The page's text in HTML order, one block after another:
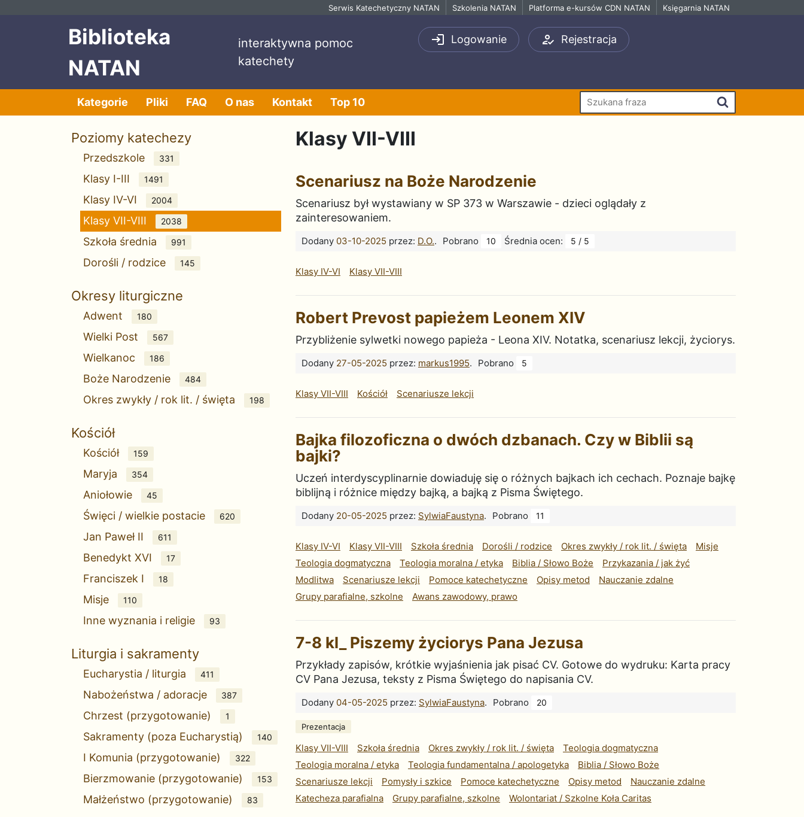
Serwis Katechetyczny NATAN Szkolenia NATAN Platforma e-kursów CDN NATAN Księgarnia NATAN
Biblioteka
NATAN
interaktywna pomoc
katechety
Logowanie Rejestracja
Kategorie Pliki FAQ O nas Kontakt Top 10
Szukaj
Poziomy katechezy
Przedszkole 331
Klasy I-III 1491
Klasy IV-VI 2004
Klasy VII-VIII 2038
Szkoła średnia 991
Dorośli / rodzice 145
Okresy liturgiczne
Adwent 180
Wielki Post 567
Wielkanoc 186
Boże Narodzenie 484
Okres zwykły / rok lit. / święta 198
Kościół
Kościół 159
Maryja 354
Aniołowie 45
Święci / wielkie postacie 620
Jan Paweł II 611
Benedykt XVI 17
Franciszek I 18
Misje 110
Inne wyznania i religie 93
Liturgia i sakramenty
Eucharystia / liturgia 411
Nabożeństwa / adoracje 387
Chrzest (przygotowanie) 1
Sakramenty (poza Eucharystią) 140
I Komunia (przygotowanie) 322
Bierzmowanie (przygotowanie) 153
Małżeństwo (przygotowanie) 83
Klasy VII-VIII
Scenariusz na Boże Narodzenie
Scenariusz był wystawiany w SP 373 w Warszawie - dzieci oglądały z
zainteresowaniem.
Dodany 03-10-2025 przez: D.O.. Pobrano 10 Średnia ocen: 5 / 5
Klasy IV-VI Klasy VII-VIII
Robert Prevost papieżem Leonem XIV
Przybliżenie sylwetki nowego papieża - Leona XIV. Notatka, scenariusz lekcji, życiorys.
Dodany 27-05-2025 przez: markus1995. Pobrano 5
Klasy VII-VIII Kościół Scenariusze lekcji
Bajka filozoficzna o dwóch dzbanach. Czy w Biblii są
bajki?
Uczeń interdyscyplinarnie dowiaduję się o różnych bajkach ich cechach. Poznaje bajkę
biblijną i różnice między bajką, a bajką z Pisma Świętego.
Dodany 20-05-2025 przez: SylwiaFaustyna. Pobrano 11
Klasy IV-VI Klasy VII-VIII Szkoła średnia Dorośli / rodzice Okres zwykły / rok lit. / święta
Misje
Teologia dogmatyczna
Teologia moralna / etyka Biblia / Słowo Boże
Przykazania / jak żyć
Modlitwa
Scenariusze lekcji Pomoce katechetyczne Opisy metod
Nauczanie zdalne
Grupy parafialne, szkolne
Awans zawodowy, prawo
7-8 kl_ Piszemy życiorys Pana Jezusa
Przykłady zapisów, krótkie wyjaśnienia jak pisać CV. Gotowe do wydruku: Karta pracy
CV Pana Jezusa, teksty z Pisma Świętego do napisania CV.
Dodany 04-05-2025 przez: SylwiaFaustyna. Pobrano 20
Prezentacja
Klasy VII-VIII Szkoła średnia Okres zwykły / rok lit. / święta
Teologia dogmatyczna
Teologia moralna / etyka
Teologia fundamentalna / apologetyka
Biblia / Słowo Boże
Scenariusze lekcji
Pomysły i szkice Pomoce katechetyczne Opisy metod
Nauczanie zdalne
Katecheza parafialna
Grupy parafialne, szkolne Wolontariat / Szkolne Koła Caritas